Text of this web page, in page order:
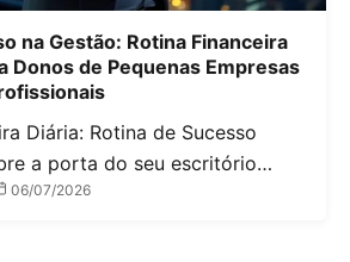
na Gestão: Rotina Financeira
Donos de Pequenas Empresas
Diária: Rotina de Sucesso
a porta do seu escritório…
06/07/2026